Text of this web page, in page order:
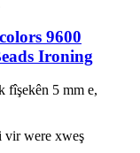
9600
Ironing
fîşekên 5 mm e,
vir were xweş